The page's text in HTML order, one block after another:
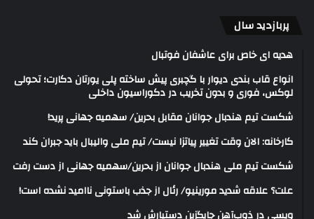
پربازدید سال
هدیه ای خاص برای عاشفان فوتبال
انواع قاب بندی دیوار با گچبری پیش ساخته پلی یورتان دکارت؛ تحولی
لوکس، فوری و بدون تخریب در دکوراسیون داخلی
شکست تیم هندبال جوانان مقابل بحرین/ سهمیه جهانی پرید!
کارخانه: الان وقت تغییر پیاتزا نیست/ تیم ملی والیبال باید جبران کند
شکست تیم ملی هندبال جوانان از بحرین/سهمیه جهانی از دست رفت
علت؟ علاقه شدید مورینیو/ رئال از جذب باستونی ناامید نشده است!